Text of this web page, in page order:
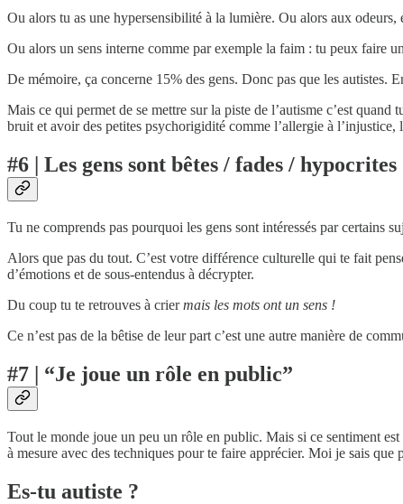
Ou alors tu as une hypersensibilité à la lumière. Ou alors aux odeurs,
Ou alors un sens interne comme par exemple la faim : tu peux faire
De mémoire, ça concerne 15% des gens. Donc pas que les autistes.
Mais ce qui permet de se mettre sur la piste de l’autisme c’est
bruit et avoir des petites psychorigidité comme l’allergie à
#6 | Les gens sont bêtes / fades / hypocrites
Tu ne comprends pas pourquoi les gens sont intéressés par certains
Alors que pas du tout. C’est votre différence culturelle qui te fait
d’émotions et de sous-entendus à décrypter.
Du coup tu te retrouves à criermais les mots ont un sens !
Ce n’est pas de la bêtise de leur part c’est une autre manière de
#7 | “Je joue un rôle en public”
Tout le monde joue un peu un rôle en public. Mais si ce sentiment
à mesure avec des techniques pour te faire apprécier. Moi je sais que
Es-tu autiste ?